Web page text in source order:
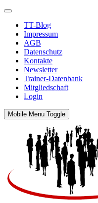
TT-Blog
Impressum
AGB
Datenschutz
Kontakte
Newsletter
Trainer-Datenbank
Mitgliedschaft
Login
Mobile Menu Toggle